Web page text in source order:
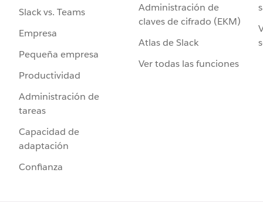
Slack vs. Teams
Empresa
Pequeña empresa
Productividad
Administración de
tareas
Capacidad de
adaptación
Confianza
Administración de
claves de cifrado (EKM)
Atlas de Slack
Ver todas las funciones